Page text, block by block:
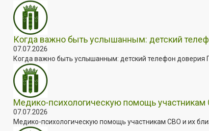
Когда важно быть услышанным: детский
07.07.2026
Когда важно быть услышанным: детский телефон доверия
Медико-психологическую помощь
07.07.2026
Медико-психологическую помощь участникам СВО и их